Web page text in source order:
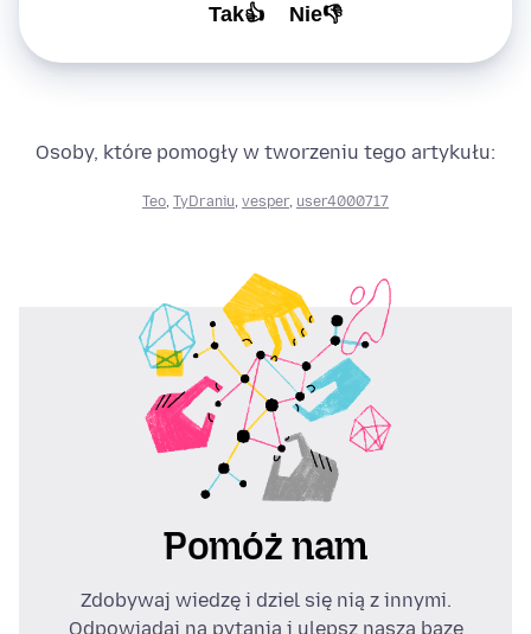
Tak👍 Nie👎
Osoby, które pomogły w tworzeniu tego artykułu:
Teo, TyDraniu, vesper, user4000717
Pomóż nam
Zdobywaj wiedzę i dziel się nią z innymi.
Odpowiadaj na pytania i ulepsz naszą bazę